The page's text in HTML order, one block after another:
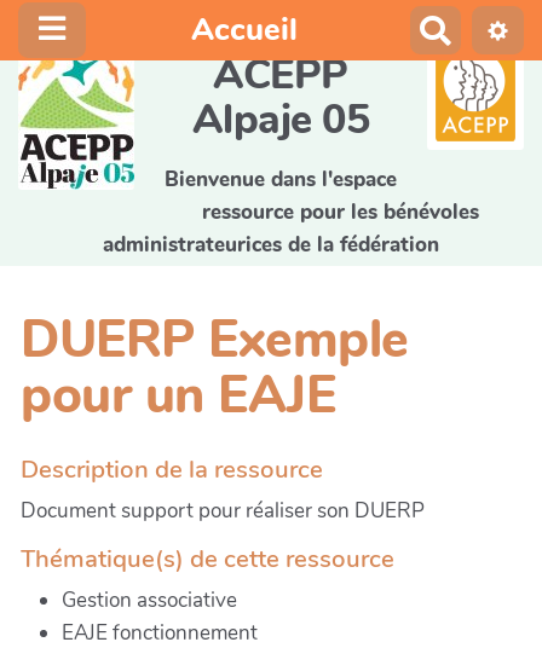
Accueil
e
c
h
e
c
ACEPP
Alpaje 05
Bienvenue dans l'espace
ressource pour les bénévoles
administrateurices de la fédération
DUERP Exemple
pour un EAJE
Description de la ressource
Document support pour réaliser son DUERP
Thématique(s) de cette ressource
Gestion associative
EAJE fonctionnement